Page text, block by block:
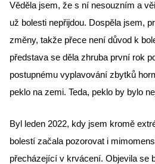
Věděla jsem, že s ní nesouzním a
už bolesti nepřijdou. Dospěla jsem,
změny, takže přece není důvod k
představa se děla zhruba první rok
postupnému vyplavování zbytků
peklo na zemi. Teda, peklo by bylo
Byl leden 2022, kdy jsem kromě
bolestí začala pozorovat i
přecházející v krvácení. Objevila se